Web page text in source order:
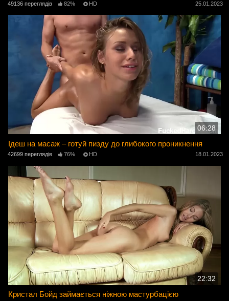
49136 переглядів 82% HD 25.01.2023
06:28
Ідеш на масаж – готуй пизду до глибокого проникнення
42699 переглядів 76% HD 18.01.2023
22:32
Кристал Бойд займається ніжною мастурбацією